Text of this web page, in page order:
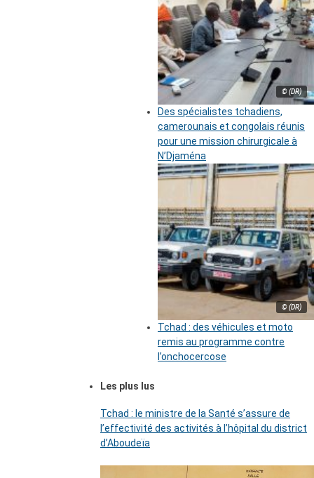
© (DR)
Des spécialistes tchadiens,
camerounais et congolais réunis
pour une mission chirurgicale à
N’Djaména
© (DR)
Tchad : des véhicules et moto
remis au programme contre
l’onchocercose
Les plus lus
Tchad : le ministre de la Santé s’assure de
l’effectivité des activités à l’hôpital du district
d’Aboudeïa